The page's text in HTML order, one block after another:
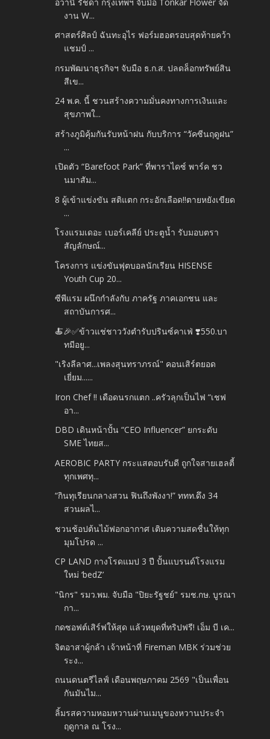
งาน W...
ศาสตร์ศิลป์ ฉันทะอุไร ฟอร์มฮอตรอบสุดท้ายคว้า
แชมป์ ...
กรมพัฒนาธุรกิจฯ จับมือ ธ.ก.ส. ปลดล็อกทรัพย์สิน
สีเข...
24 พ.ค. นี้ ชวนสร้างความมั่นคงทางการเงินและ
สุขภาพใ...
สร้างภูมิคุ้มกันรับหน้าฝน กับบริการ “วัคซีนฤดูฝน”
...
เปิดตัว “Barefoot Park” ที่พาราไดซ์ พาร์ค ชว
นมาสัม...
8 ผู้เข้าแข่งขัน สติแตก กระอักเลือด!!ตายหยังเขียด
...
โรงแรมเดอะ เบอร์เคลีย์ ประตูน้ำ รับมอบตรา
สัญลักษณ์...
โครงการ แข่งขันฟุตบอลนักเรียน HISENSE
Youth Cup 20...
ซีพีแรม ผนึกกำลังกับ ภาครัฐ ภาคเอกชน และ
สถาบันการศ...
🍝🎉✅️ข้าวแช่ชาววังตำรับปรินซ์คาเฟ่ ❣️550.บา
ทมีอยู...
"เริงลีลาศ...เพลงสุนทราภรณ์" คอนเสิร์ตยอด
เยี่ยม......
Iron Chef !! เดือดนรกแตก ..ครัวลุกเป็นไฟ “เชฟ
อา...
DBD เดินหน้าปั้น “CEO Influencer” ยกระดับ
SME ไทยส...
AEROBIC PARTY กระแสตอบรับดี ถูกใจสายเฮลตี้
ทุกเพศทุ...
“กินทุเรียนกลางสวน ฟินถึงพังงา!” ททท.ดึง 34
สวนผลไ...
ชวนช้อปต้นไม้ฟอกอากาศ เติมความสดชื่นให้ทุก
มุมโปรด ...
CP LAND กางโรดแมป 3 ปี ปั้นแบรนด์โรงแรม
ใหม่ ‘bedZ’
"นิกร" รมว.พม. จับมือ "ปิยะรัฐชย์" รมช.กษ. บูรณา
กา...
กดซอฟต์เสิร์ฟให้สุด แล้วหยุดที่ทริปฟรี! เอ็ม บี เค...
จิตอาสาผู้กล้า เจ้าหน้าที่ Fireman MBK ร่วมช่วย
ระง...
ถนนดนตรีไลฟ์ เดือนพฤษภาคม 2569 "เป็นเพื่อน
กันมันไม...
ลิ้มรสความหอมหวานผ่านเมนูของหวานประจำ
ฤดูกาล ณ โรง...